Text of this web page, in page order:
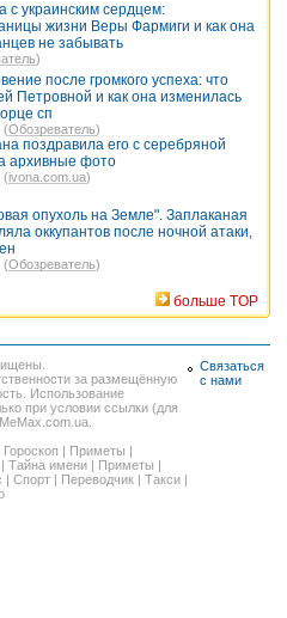
с украинским сердцем:
жизни Веры Фармиги и как она
не забывать
)
после громкого успеха: что
Петровной и как она изменилась
сп
(Обозреватель)
поздравила его с серебряной
архивные фото
(ivona.com.ua)
опухоль на Земле". Заплаканая
оккупантов после ночной атаки,
(Обозреватель)
больше TOP
за размещённую
Использование
при условии ссылки (для
Гороскоп | Приметы |
| Тайна имени | Приметы |
| Спорт | Переводчик | Такси |
Связаться
с нами